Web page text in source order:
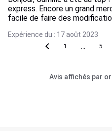
express. Encore un grand
facile de faire des
Expérience du : 17 août 2023
1 5
Avis affichés par